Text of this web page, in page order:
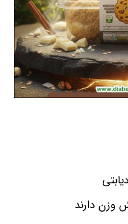
وزن دارند